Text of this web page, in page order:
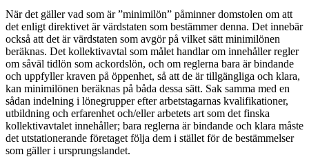
När det gäller vad som är ”minimilön” påminner domstolen om att
det enligt direktivet är värdstaten som bestämmer denna. Det innebär
också att det är värdstaten som avgör på vilket sätt minimilönen
beräknas. Det kollektivavtal som målet handlar om innehåller regler
om såväl tidlön som ackordslön, och om reglerna bara är bindande
och uppfyller kraven på öppenhet, så att de är tillgängliga och klara,
kan minimilönen beräknas på båda dessa sätt. Sak samma med en
sådan indelning i lönegrupper efter arbetstagarnas kvalifikationer,
utbildning och erfarenhet och/eller arbetets art som det finska
kollektivavtalet innehåller; bara reglerna är bindande och klara måste
det utstationerande företaget följa dem i stället för de bestämmelser
som gäller i ursprungslandet.